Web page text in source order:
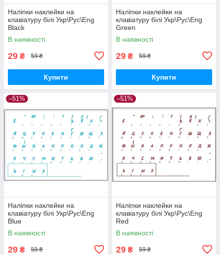
Наліпки наклейки на
клавіатуру білі Укр\Рус\Eng
Black
В наявності
29 ₴ 59 ₴
Купити
Наліпки наклейки на
клавіатуру білі Укр\Рус\Eng
Green
В наявності
29 ₴ 59 ₴
Купити
–51%
Наліпки наклейки на
клавіатуру білі Укр\Рус\Eng
Blue
В наявності
29 ₴ 59 ₴
–51%
Наліпки наклейки на
клавіатуру білі Укр\Рус\Eng
Red
В наявності
29 ₴ 59 ₴